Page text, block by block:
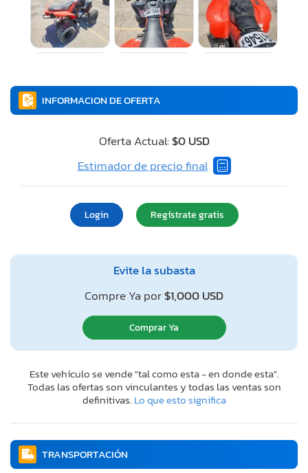
INFORMACION DE OFERTA
Oferta Actual: $0 USD
Estimador de precio final
Login Regístrate gratis
Evite la subasta
Compre Ya por$1,000 USD
Comprar Ya
Este vehículo se vende "tal como esta - en donde esta".
Todas las ofertas son vinculantes y todas las ventas son
definitivas. Lo que esto significa
TRANSPORTACIÓN